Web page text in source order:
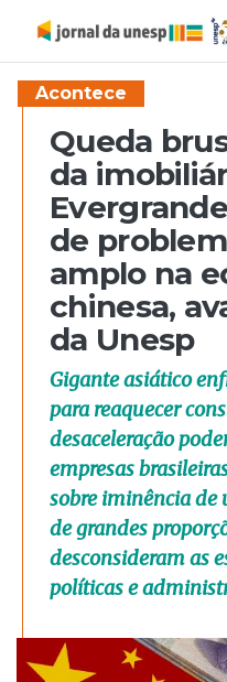
Acontece
Queda
da
de
amplo na
chinesa,
da Unesp
Gigante asiático
para reaquecer
desaceleração
empresas
sobre iminência de
de grandes
desconsideram as
políticas e